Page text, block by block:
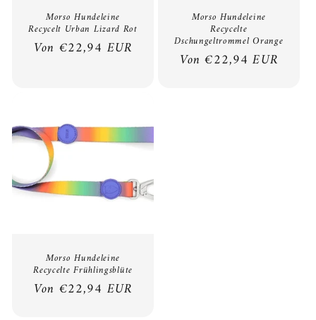
Morso Hundeleine
Recycelt Urban Lizard Rot
Normaler
Von €22,94 EUR
Morso Hundeleine
Recycelte
Dschungeltrommel Orange
Normaler
Von €22,94 EUR
Morso Hundeleine
Recycelte Frühlingsblüte
Normaler
Von €22,94 EUR